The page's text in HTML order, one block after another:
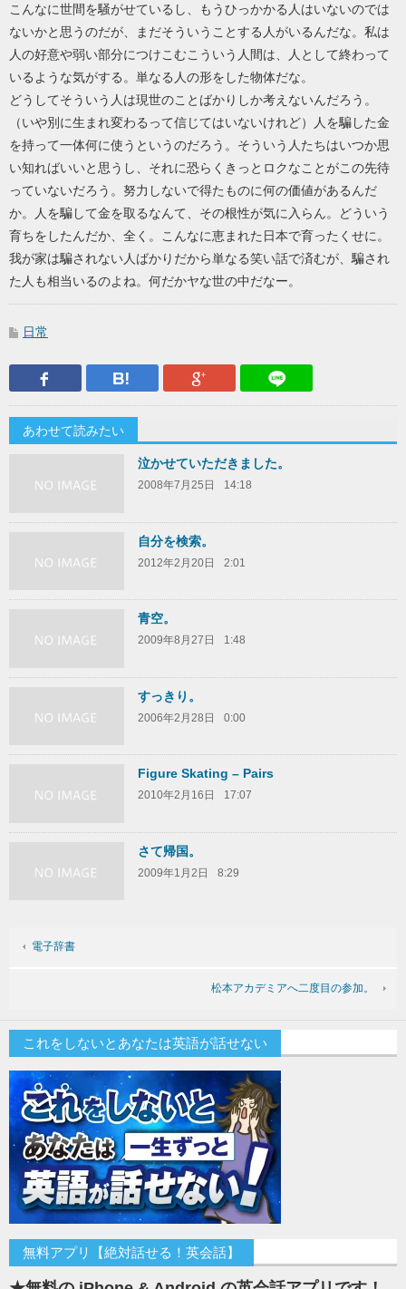
こんなに世間を騒がせているし、もうひっかかる人はいないのでは
ないかと思うのだが、まだそういうことする人がいるんだな。私は
人の好意や弱い部分につけこむこういう人間は、人として終わって
いるような気がする。単なる人の形をした物体だな。
どうしてそういう人は現世のことばかりしか考えないんだろう。
（いや別に生まれ変わるって信じてはいないけれど）人を騙した金
を持って一体何に使うというのだろう。そういう人たちはいつか思
い知ればいいと思うし、それに恐らくきっとロクなことがこの先待
っていないだろう。努力しないで得たものに何の価値があるんだ
か。人を騙して金を取るなんて、その根性が気に入らん。どういう
育ちをしたんだか、全く。こんなに恵まれた日本で育ったくせに。
我が家は騙されない人ばかりだから単なる笑い話で済むが、騙され
た人も相当いるのよね。何だかヤな世の中だなー。
日常
Facebook はてなブックマークGoogle Plus
あわせて読みたい
泣かせていただきました。
2008年7月25日 14:18
自分を検索。
2012年2月20日 2:01
青空。
2009年8月27日 1:48
すっきり。
2006年2月28日 0:00
Figure Skating – Pairs
2010年2月16日 17:07
さて帰国。
2009年1月2日 8:29
電子辞書
松本アカデミアへ二度目の参加。
これをしないとあなたは英語が話せない
無料アプリ【絶対話せる！英会話】